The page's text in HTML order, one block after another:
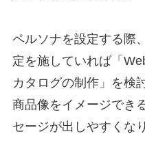
ペルソナを設定する際
定を施していれば「
カタログの制作」を検
商品像をイメージでき
セージが出しやすくな